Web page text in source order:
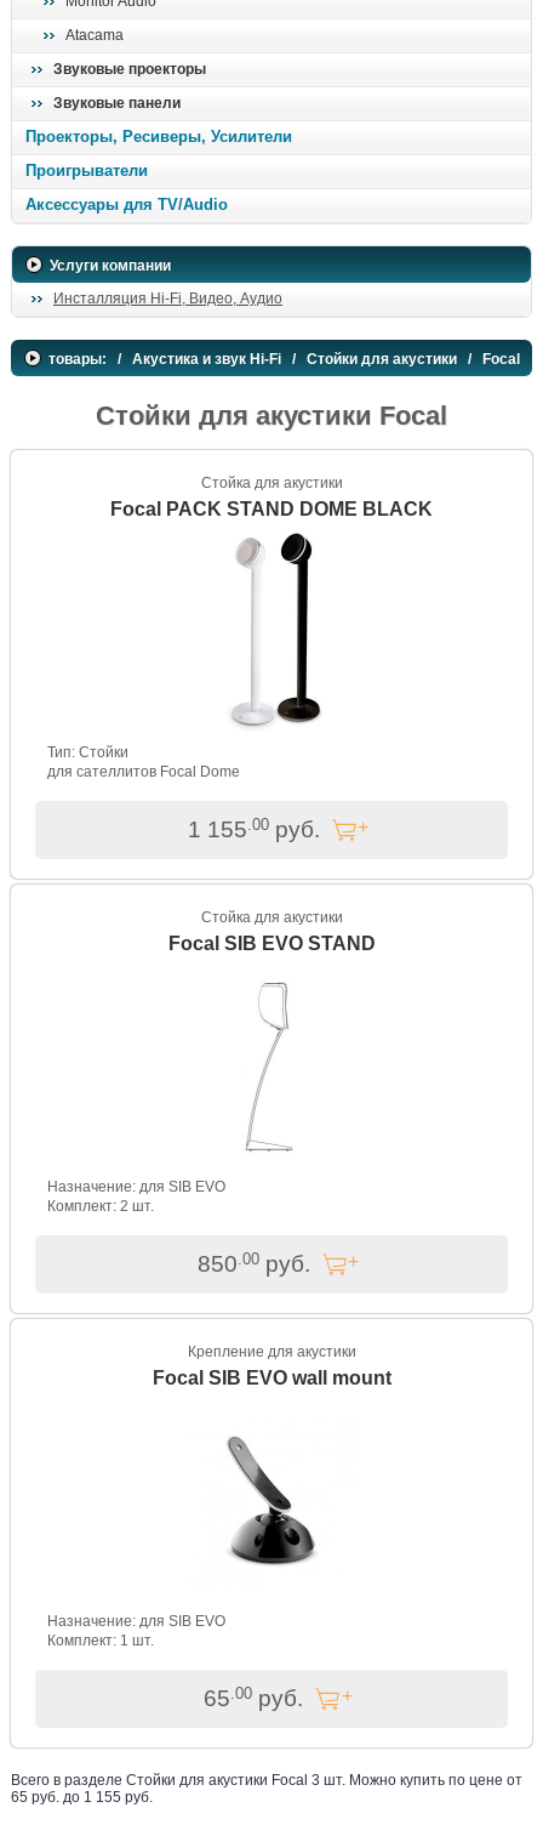
Atacama
Звуковые проекторы
Звуковые панели
Проекторы, Ресиверы, Усилители
Проигрыватели
Аксессуары для TV/Audio
Услуги компании
Инсталляция Hi-Fi, Видео, Аудио
товары: / Акустика и звук Hi-Fi / Стойки для акустики / Focal
Стойки для акустики Focal
Стойка для акустики
Focal PACK STAND DOME BLACK
Тип: Стойки
для сателлитов Focal Dome
1 155 .00руб.
Стойка для акустики
Focal SIB EVO STAND
Назначение: для SIB EVO
Комплект: 2 шт.
850 .00руб.
Крепление для акустики
Focal SIB EVO wall mount
Назначение: для SIB EVO
Комплект: 1 шт.
65 .00 руб.
Всего в разделе Стойки для акустики Focal 3 шт. Можно купить по цене от
65 руб. до 1 155 руб.